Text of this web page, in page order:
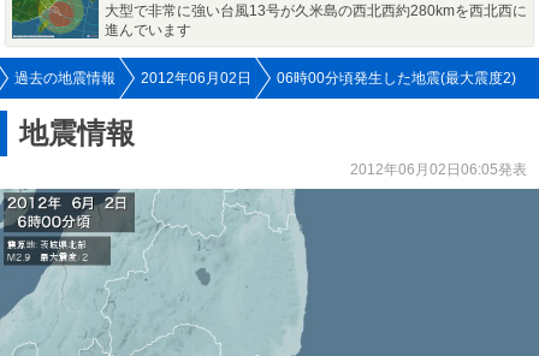
大型で非常に強い台風13号が久米島の西北西約280kmを西北西に
進んでいます
過去の地震情報 2012年06月02日 06時00分頃発生した地震(最大震度2)
地震情報
2012年06月02日06:05発表